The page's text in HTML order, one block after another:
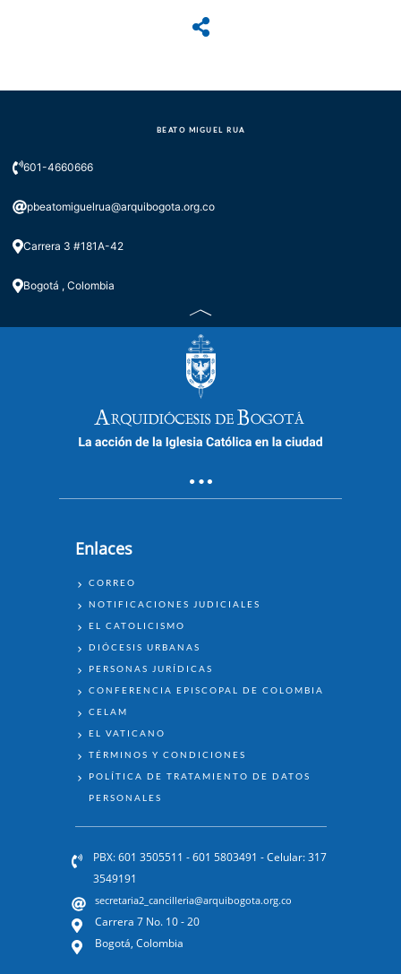
BEATO MIGUEL RUA
601-4660666
pbeatomiguelrua@arquibogota.org.co
Carrera 3 #181A-42
Bogotá , Colombia
Enlaces
ENLACES
CORREO
NOTIFICACIONES JUDICIALES
EL CATOLICISMO
DIÓCESIS URBANAS
PERSONAS JURÍDICAS
CONFERENCIA EPISCOPAL DE COLOMBIA
CELAM
EL VATICANO
TÉRMINOS Y CONDICIONES
POLÍTICA DE TRATAMIENTO DE DATOS
PERSONALES
PBX: 601 3505511 - 601 5803491 - Celular: 317
3549191
secretaria2_cancilleria@arquibogota.org.co
Carrera 7 No. 10 - 20
Bogotá, Colombia